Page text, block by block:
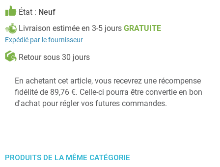
État : Neuf
Livraison estimée en 3-5 jours GRATUITE
Expédié par le fournisseur
Retour sous 30 jours
En achetant cet article, vous recevrez une récompense
fidélité de 89,76 €. Celle-ci pourra être convertie en bon
d'achat pour régler vos futures commandes.
PRODUITS DE LA MÊME CATÉGORIE